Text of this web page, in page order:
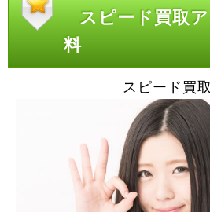
スピード買取
料
スピード買